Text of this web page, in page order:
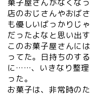
菓子屋さんがなくな
店のおじさんやおば
も優しいばっかりじ
だったよなと思い出す
このお菓子屋さんに
ってた。日持ちのす
に……、いきなり整理
った。
お菓子は、非常時の